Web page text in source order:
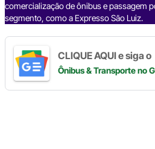
comercialização de ônibus e passagem
segmento, como a Expresso São Luiz.
CLIQUE AQUI e siga o
Ônibus & Transporteno